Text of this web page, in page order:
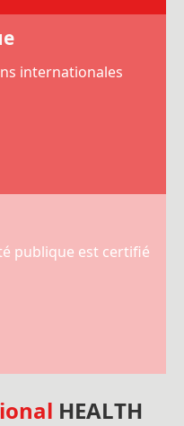
internationales
publique est certifié
HEALTH